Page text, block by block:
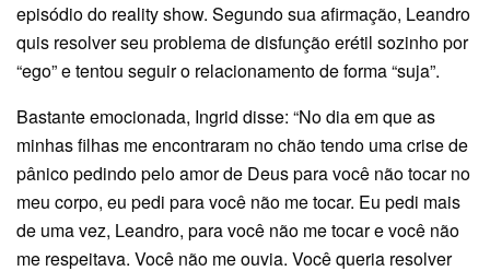
episódio do reality show. Segundo sua afirmação, Leandro
quis resolver seu problema de disfunção erétil sozinho por
“ego” e tentou seguir o relacionamento de forma “suja”.
Bastante emocionada, Ingrid disse: “No dia em que as
minhas filhas me encontraram no chão tendo uma crise de
pânico pedindo pelo amor de Deus para você não tocar no
meu corpo, eu pedi para você não me tocar. Eu pedi mais
de uma vez, Leandro, para você não me tocar e você não
me respeitava. Você não me ouvia. Você queria resolver